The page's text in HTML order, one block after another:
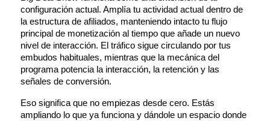
configuración actual. Amplía tu actividad actual dentro de
la estructura de afiliados, manteniendo intacto tu flujo
principal de monetización al tiempo que añade un nuevo
nivel de interacción. El tráfico sigue circulando por tus
embudos habituales, mientras que la mecánica del
programa potencia la interacción, la retención y las
señales de conversión.
Eso significa que no empiezas desde cero. Estás
ampliando lo que ya funciona y dándole un espacio donde